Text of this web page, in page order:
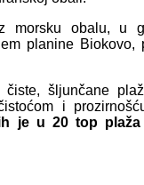
morsku obalu, u
planine Biokovo,
čiste, šljunčane
i
je u 20 top